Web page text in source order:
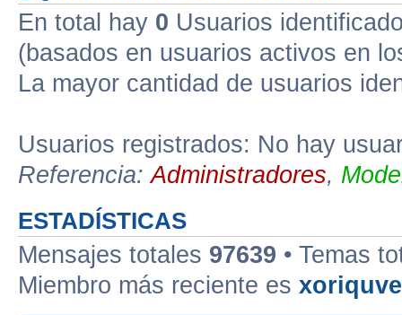
En total hay 0 Usuarios
(basados en usuarios activos en
La mayor cantidad de usuarios
Usuarios registrados: No hay
Referencia:Administradores,
ESTADÍSTICAS
Mensajes totales 97639 • Temas
Miembro más reciente es